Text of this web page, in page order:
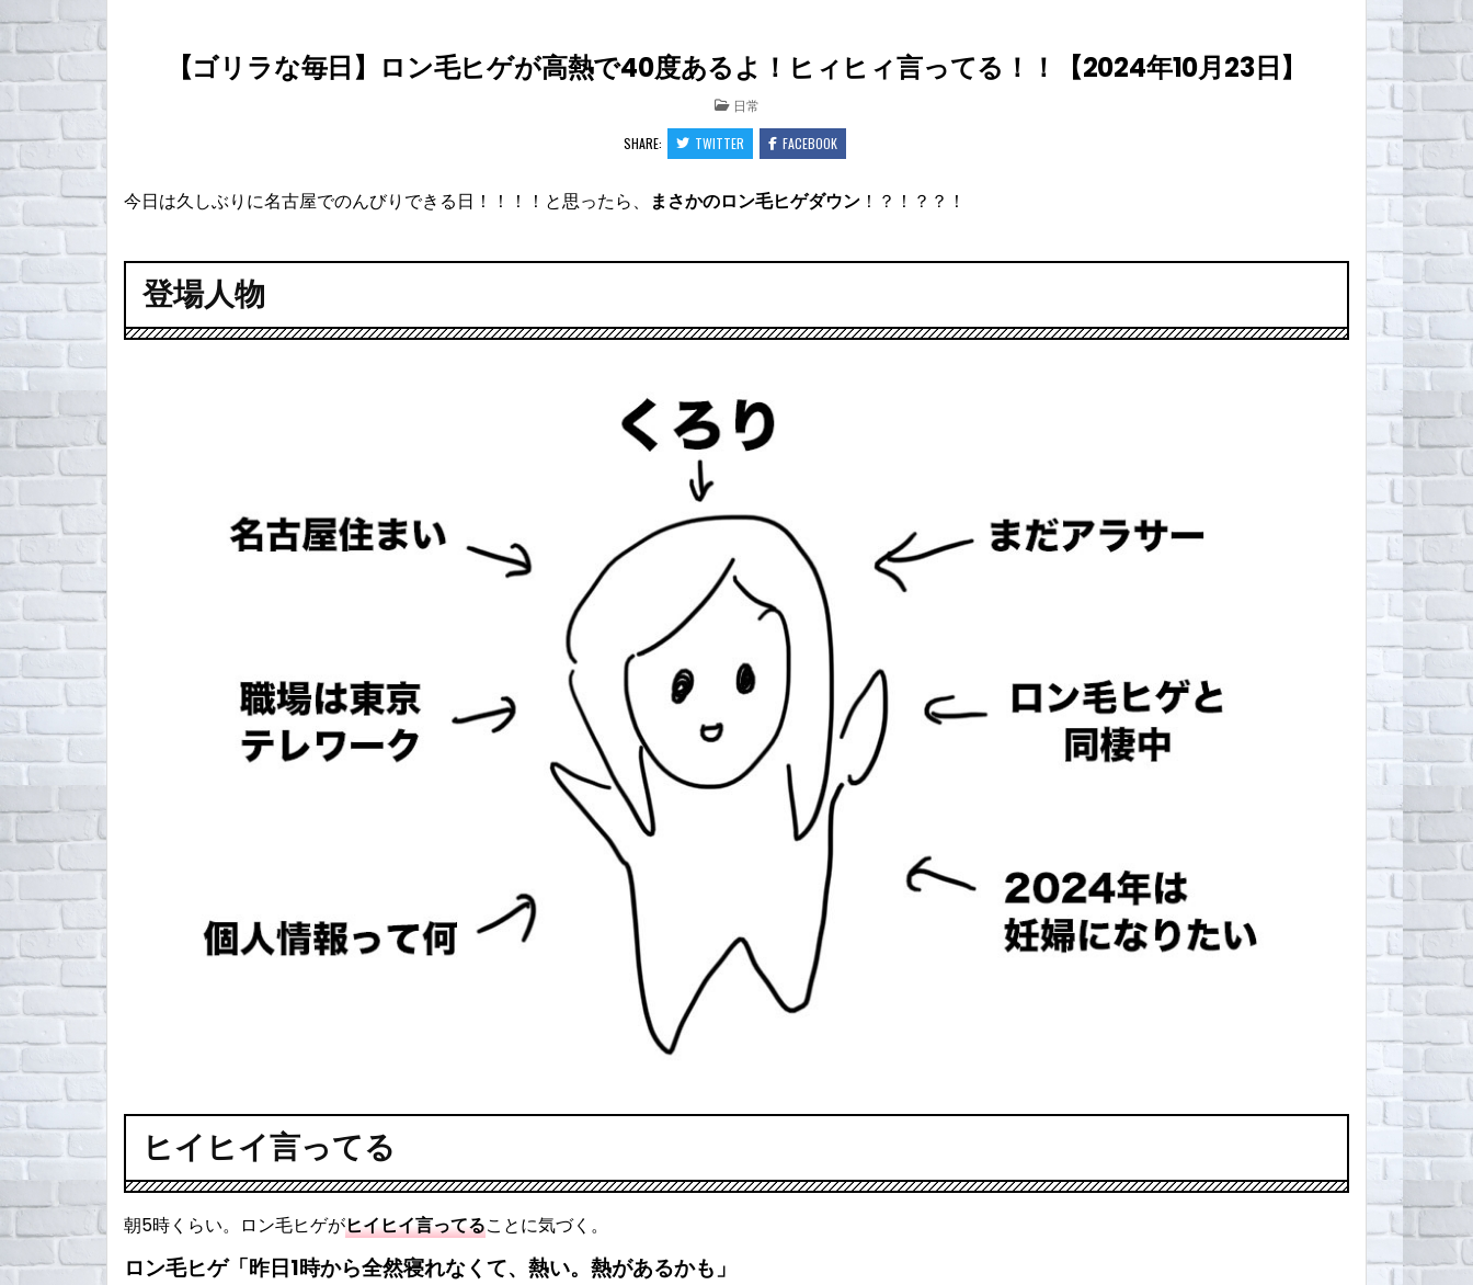
【ゴリラな毎日】ロン毛ヒゲが高熱で40度あるよ！ヒィヒィ言ってる！！【2024年10月23日】
POSTED
IN
日常
SHARE: TWITTER FACEBOOK
今日は久しぶりに名古屋でのんびりできる日！！！！と思ったら、 まさかのロン毛ヒゲダウン！？！？？！
登場人物
ヒイヒイ言ってる
朝5時くらい。ロン毛ヒゲがヒイヒイ言ってることに気づく。
ロン毛ヒゲ「昨日1時から全然寝れなくて、熱い。熱があるかも」